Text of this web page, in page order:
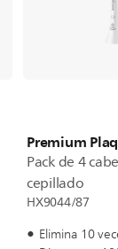
Premium
Pack de 4
cepillado
HX9044/87
Elimina 10